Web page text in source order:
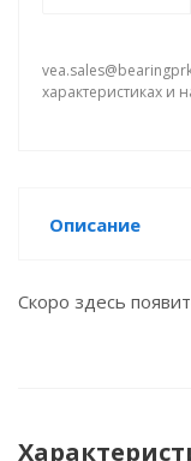
характеристиках
Описание
Скоро здесь